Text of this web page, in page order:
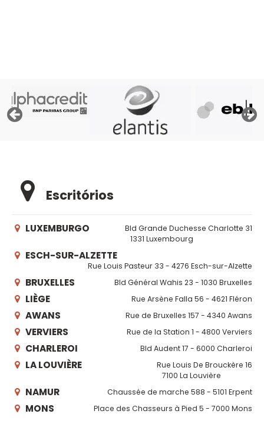
Escritórios
LUXEMBURGO
Bld Grande Duchesse Charlotte 31
1331 Luxembourg
ESCH-SUR-ALZETTE
Rue Louis Pasteur 33 - 4276 Esch-sur-Alzette
BRUXELLES Bld Général Wahis 23 - 1030 Bruxelles
LIÈGE Rue Arsène Falla 56 - 4621 Fléron
AWANS Rue de Bruxelles 157 - 4340 Awans
VERVIERS Rue de la Station 1 - 4800 Verviers
CHARLEROI Bld Audent 17 - 6000 Charleroi
LA LOUVIÈRE
Rue Louis De Brouckère 16
7100 La Louvière
NAMUR Chaussée de marche 588 - 5101 Erpent
MONS Place des Chasseurs à Pied 5 - 7000 Mons